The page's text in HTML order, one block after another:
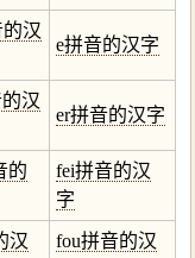
的汉
e拼音的汉字
汉
er拼音的汉字
的
fei拼音的汉
字
汉
fou拼音的汉